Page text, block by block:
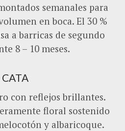
semanales para
en boca. El 30 %
a barricas de segundo
8 – 10 meses.
CATA
con reflejos brillantes.
floral sostenido
y albaricoque.